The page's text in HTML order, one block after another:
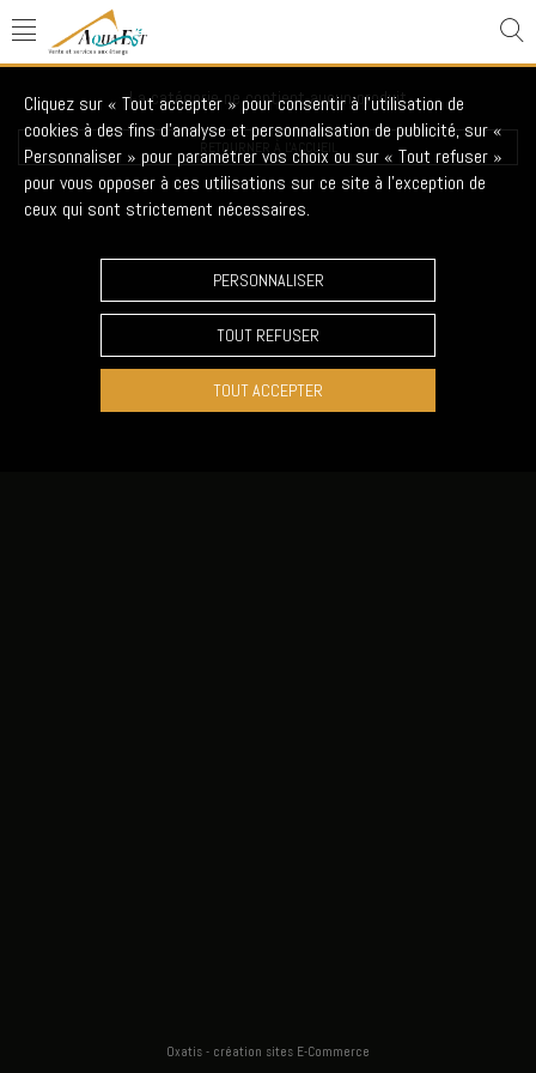
La catégorie ne contient aucun produit
RETOURNER À L'ACCUEIL
Cliquez sur « Tout accepter » pour consentir à l'utilisation de
cookies à des fins d’analyse et personnalisation de publicité, sur «
Personnaliser » pour paramétrer vos choix ou sur « Tout refuser »
pour vous opposer à ces utilisations sur ce site à l’exception de
ceux qui sont strictement nécessaires.
PERSONNALISER
TOUT REFUSER
TOUT ACCEPTER
Oxatis - création sites E-Commerce